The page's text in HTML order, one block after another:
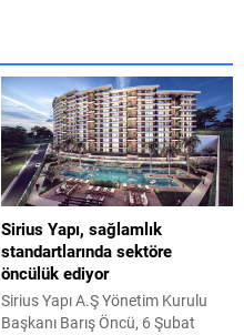
Sirius Yapı, sağlamlık
standartlarında sektöre
öncülük ediyor
Sirius Yapı A.Ş Yönetim Kurulu
Başkanı Barış Öncü, 6 Şubat